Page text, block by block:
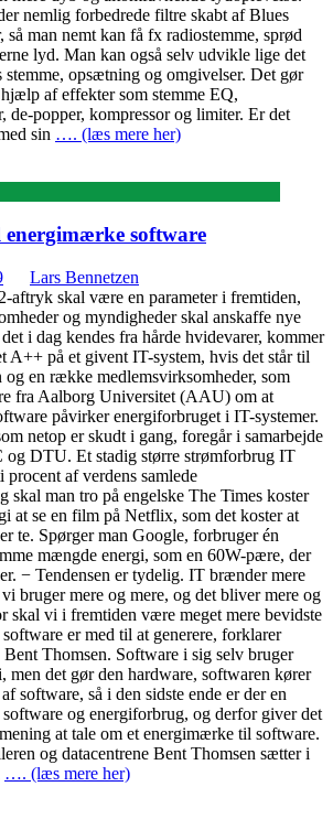
nemlig forbedrede filtre skabt af Blues
så man nemt kan få fx radiostemme, sprød
lyd. Man kan også selv udvikle lige det
stemme, opsætning og omgivelser. Det gør
af effekter som stemme EQ,
de-popper, kompressor og limiter. Er det
sin …. (læs mere her)
software
Lars Bennetzen
aftryk skal være en parameter i fremtiden,
og myndigheder skal anskaffe nye
i dag kendes fra hårde hvidevarer, kommer
A++ på et givent IT-system, hvis det står til
en række medlemsvirksomheder, som
fra Aalborg Universitet (AAU) om at
påvirker energiforbruget i IT-systemer.
netop er skudt i gang, foregår i samarbejde
og DTU. Et stadig større strømforbrug IT
af verdens samlede
skal man tro på engelske The Times koster
at se en film på Netflix, som det koster at
te. Spørger man Google, forbruger én
mængde energi, som en 60W-pære, der
− Tendensen er tydelig. IT brænder mere
bruger mere og mere, og det bliver mere og
skal vi i fremtiden være meget mere bevidste
er med til at generere, forklarer
Thomsen. Software i sig selv bruger
men det gør den hardware, softwaren kører
software, så i den sidste ende er der en
og energiforbrug, og derfor giver det
at tale om et energimærke til software.
og datacentrene Bent Thomsen sætter i
…. (læs mere her)